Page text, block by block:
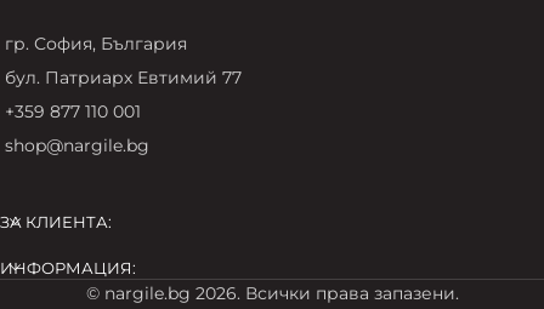
гр. София, България
бул. Патриарх Евтимий 77
+359 877 110 001
shop@nargile.bg
ЗА КЛИЕНТА:
ИНФОРМАЦИЯ:
© nargile.bg 2026. Всички права запазени.